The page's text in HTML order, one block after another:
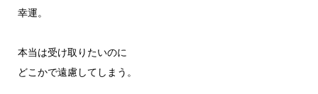
幸運。
本当は受け取りたいのに
どこかで遠慮してしまう。